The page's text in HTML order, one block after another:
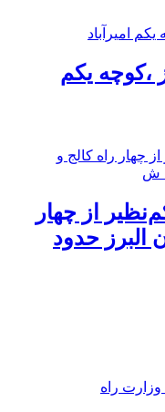
،کوچه یکم
از چهار
البرز حدود